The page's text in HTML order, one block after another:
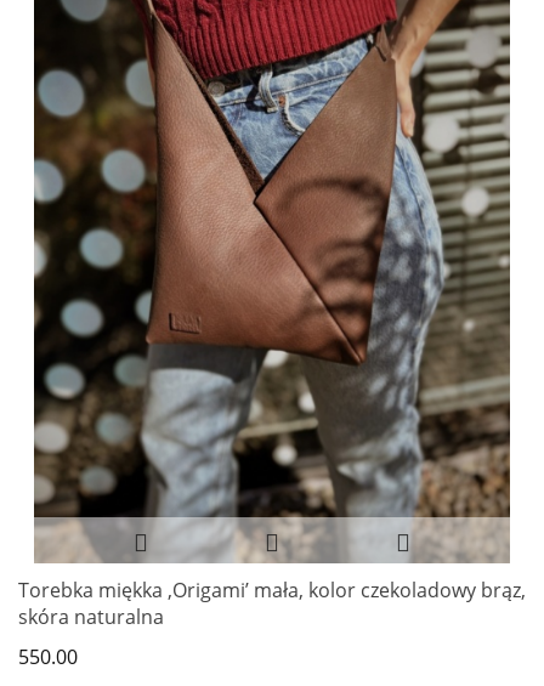
Torebka miękka ‚Origami’ mała, kolor czekoladowy brąz,
skóra naturalna
550.00